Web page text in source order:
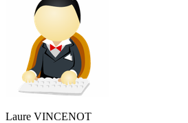
Laure VINCENOT